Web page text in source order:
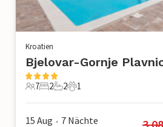
Kroatien
Bjelovar-Gornje
7 Gäste
7
2 Schlafzimmer
2
2 Badezimmer
2
1 Haustier
1
15 Aug • 7 Nächte